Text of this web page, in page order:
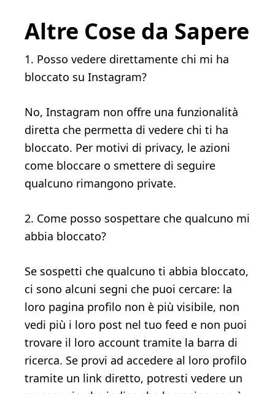
Altre Cose da Sapere
1. Posso vedere direttamente chi mi ha
bloccato su Instagram?
No, Instagram non offre una funzionalità
diretta che permetta di vedere chi ti ha
bloccato. Per motivi di privacy, le azioni
come bloccare o smettere di seguire
qualcuno rimangono private.
2. Come posso sospettare che qualcuno mi
abbia bloccato?
Se sospetti che qualcuno ti abbia bloccato,
ci sono alcuni segni che puoi cercare: la
loro pagina profilo non è più visibile, non
vedi più i loro post nel tuo feed e non puoi
trovare il loro account tramite la barra di
ricerca. Se provi ad accedere al loro profilo
tramite un link diretto, potresti vedere un